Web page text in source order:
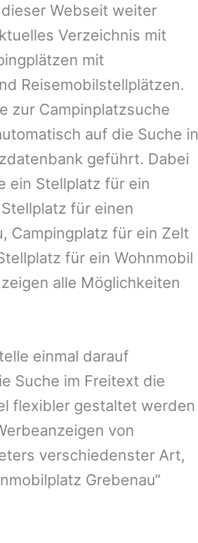
Webseit weiter
Verzeichnis mit
mit
Reisemobilstellplätzen.
zur Campinplatzsuche
auf die Suche in
geführt. Dabei
ein Stellplatz für ein
für einen
Campingplatz für ein Zelt
für ein Wohnmobil
alle Möglichkeiten
einmal darauf
Suche im Freitext die
flexibler gestaltet werden
von
verschiedenster Art,
Grebenau“